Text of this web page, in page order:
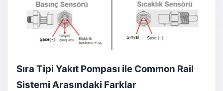
Sıra Tipi Yakıt Pompası ile Common Rail
Sistemi Arasındaki Farklar